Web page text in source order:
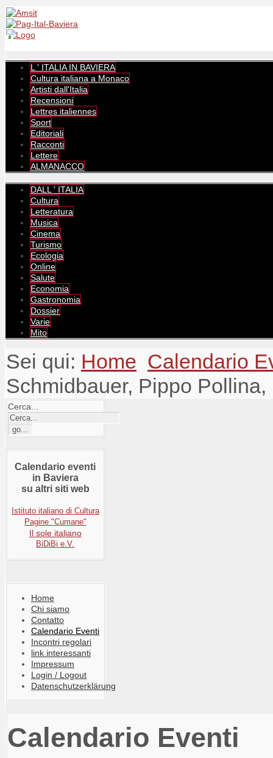
L ' ITALIA IN BAVIERA
Cultura italiana a Monaco
Artisti dall'Italia
Recensioni
Lettres italiennes
Sport
Editoriali
Racconti
Lettere
ALMANACCO
DALL ' ITALIA
Cultura
Letteratura
Musica
Cinema
Turismo
Ecologia
Online
Salute
Economia
Gastronomia
Dossier
Varie
Mito
Sei qui: Home Calendario
Schmidbauer, Pippo
Cerca...
Calendario eventi
in Baviera
su altri siti web
Istituto italiano di Cultura
Pagine "Cumane"
Il sole italiano
BiDiBi e.V.
Home
Chi siamo
Contatto
Calendario Eventi
Incontri regolari
link interessanti
Impressum
Login / Logout
Datenschutzerklärung
Calendario Eventi